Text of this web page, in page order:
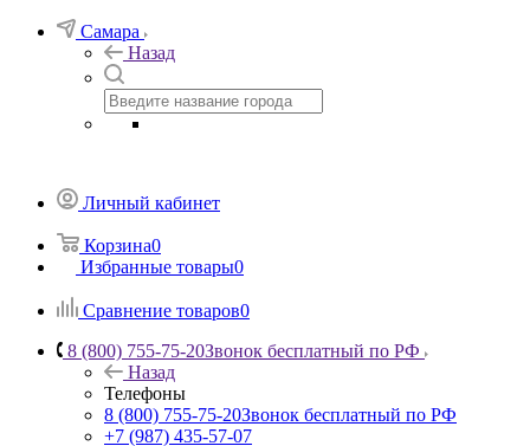
Самара
Назад
Личный кабинет
Корзина0
Избранные товары0
Сравнение товаров0
8 (800) 755-75-20Звонок бесплатный по РФ
Назад
Телефоны
8 (800) 755-75-20Звонок бесплатный по РФ
+7 (987) 435-57-07